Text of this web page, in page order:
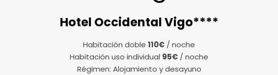
Hotel Occidental Vigo****
Habitación doble 110€ / noche
Habitación uso individual 95€ / noche
Régimen: Alojamiento y desayuno